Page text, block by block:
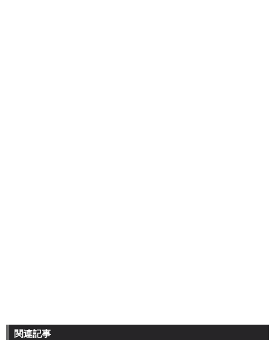
関連記事